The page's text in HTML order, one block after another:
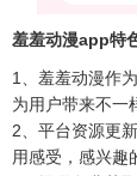
羞羞动漫app特
1、羞羞动漫作
为用户带来不一
2、平台资源更
用感受，感兴趣